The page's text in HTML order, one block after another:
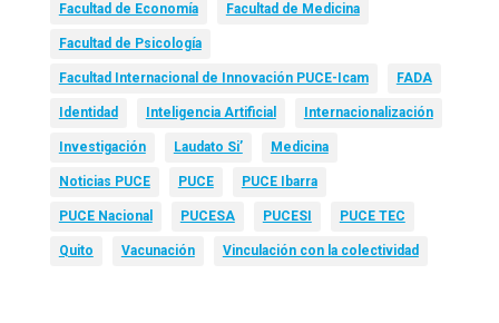
Facultad de Economía Facultad de Medicina
Facultad de Psicología
Facultad Internacional de Innovación PUCE-Icam FADA
Identidad Inteligencia Artificial Internacionalización
Investigación Laudato Si’ Medicina
Noticias PUCE PUCE PUCE Ibarra
PUCE Nacional PUCESA PUCESI PUCE TEC
Quito Vacunación Vinculación con la colectividad